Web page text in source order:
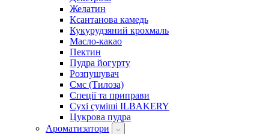
Желатин
Ксантанова камедь
Кукурудзяний крохмаль
Масло-какао
Пектин
Пудра йогурту
Розпушувач
Смс (Тилоза)
Спеції та приправи
Сухі суміші ILBAKERY
Цукрова пудра
Ароматизатори